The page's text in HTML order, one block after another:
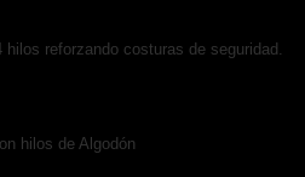
reforzando costuras de seguridad.
hilos de Algodón